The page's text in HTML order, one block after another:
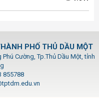
PHỐ THỦ DẦU MỘT
Cường, Tp.Thủ Dầu Một, tỉnh
855788